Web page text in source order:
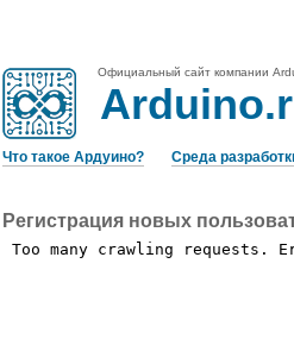
Официальный сайт компании
Что такое Ардуино? Среда
Регистрация новых